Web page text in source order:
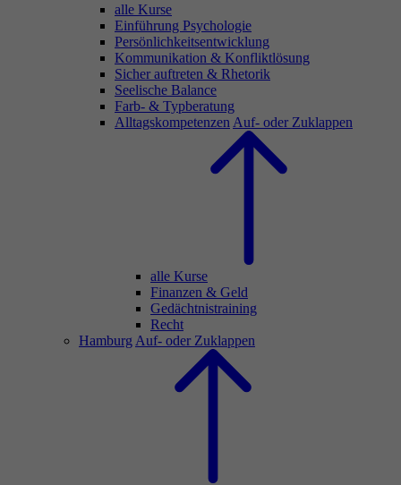
alle Kurse
Einführung Psychologie
Persönlichkeitsentwicklung
Kommunikation & Konfliktlösung
Sicher auftreten & Rhetorik
Seelische Balance
Farb- & Typberatung
Alltagskompetenzen Auf- oder Zuklappen
alle Kurse
Finanzen & Geld
Gedächtnistraining
Recht
Hamburg Auf- oder Zuklappen